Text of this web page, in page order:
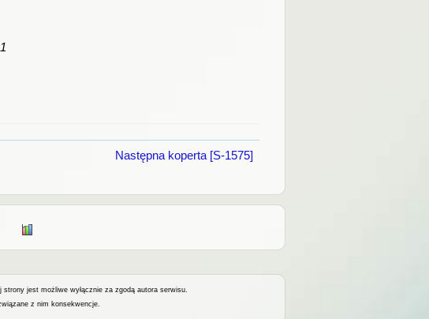
Następna koperta [S-1575]
jest możliwe wyłącznie za zgodą autora serwisu.
z nim konsekwencje.